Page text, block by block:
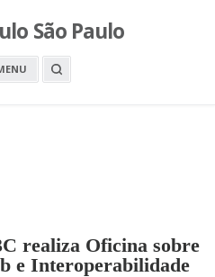
São Paulo
O
realiza Oficina sobre
e Interoperabilidade